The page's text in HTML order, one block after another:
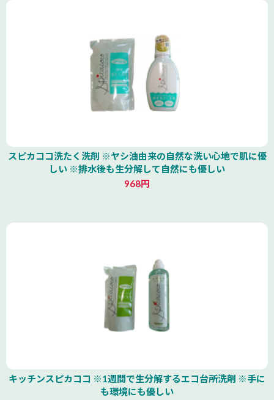
スピカココ洗たく洗剤 ※ヤシ油由来の自然な洗い心地で肌に優
しい ※排水後も生分解して自然にも優しい
968円
キッチンスピカココ ※1週間で生分解するエコ台所洗剤 ※手に
も環境にも優しい